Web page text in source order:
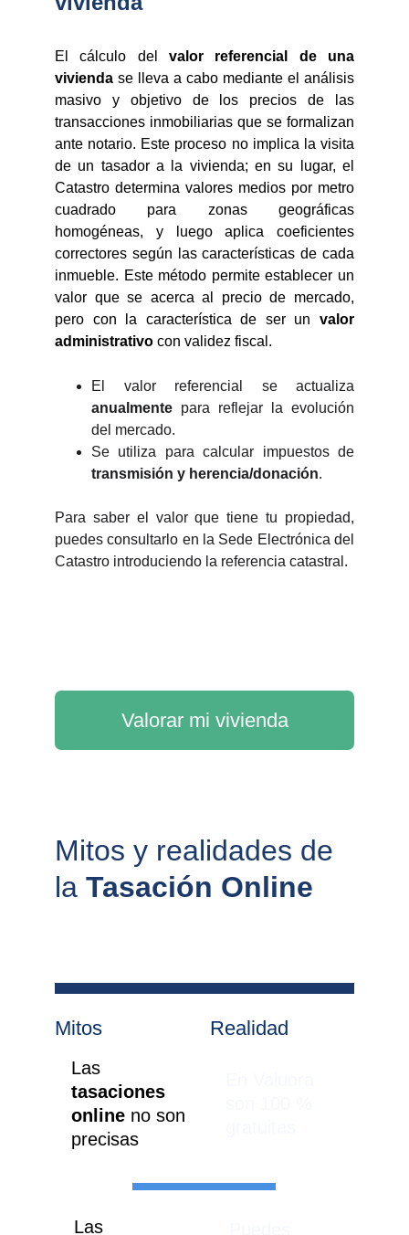
El cálculo del valor referencial de una
vivienda se lleva a cabo mediante el análisis
masivo y objetivo de los precios de las
transacciones inmobiliarias que se formalizan
ante notario. Este proceso no implica la visita
de un tasador a la vivienda; en su lugar, el
Catastro determina valores medios por metro
cuadrado para zonas geográficas
homogéneas, y luego aplica coeficientes
correctores según las características de cada
inmueble. Este método permite establecer un
valor que se acerca al precio de mercado,
pero con la característica de ser un valor
administrativo con validez fiscal.
El valor referencial se actualiza
anualmente para reflejar la evolución
del mercado.
Se utiliza para calcular impuestos de
transmisión y herencia/donación.
Para saber el valor que tiene tu propiedad,
puedes consultarlo en la Sede Electrónica del
Catastro introduciendo la referencia catastral.
Valorar mi vivienda
Mitos y realidades de
la Tasación Online
Mitos Realidad
Las
tasaciones
online no son
precisas
Las